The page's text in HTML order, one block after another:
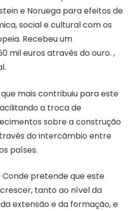
e Noruega para efeitos de
social e cultural com os
Recebeu um
mil euros através do ouro. ,
mais contribuiu para este
a troca de
sobre a construção
do intercâmbio entre
países.
Conde pretende que este
tanto ao nível da
extensão e da formação, e